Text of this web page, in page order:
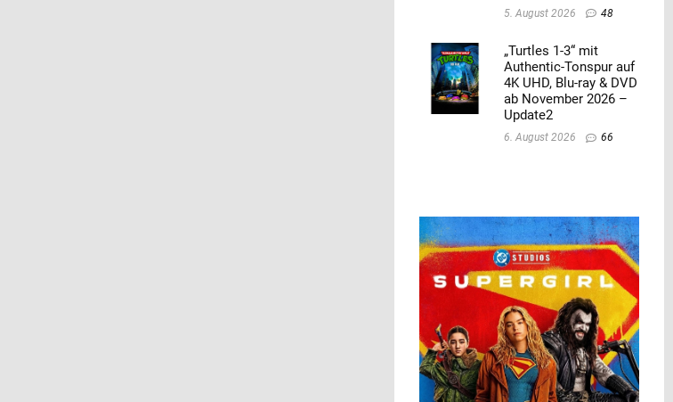
5. August 2026 48
„Turtles 1-3“ mit
Authentic-Tonspur auf
4K UHD, Blu-ray & DVD
ab November 2026 –
Update2
6. August 2026 66